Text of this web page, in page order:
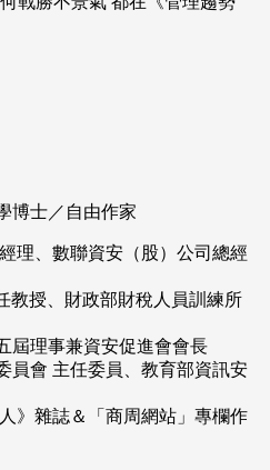
博士／自由作家
理、數聯資安（股）公司總經
教授、財政部財稅人員訓練所
屆理事兼資安促進會會長
員會 主任委員、教育部資訊安
》雜誌＆「商周網站」專欄作